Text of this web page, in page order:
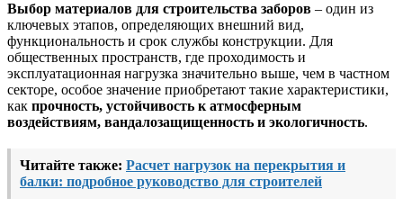
Выбор материалов для строительства заборов – один из
ключевых этапов, определяющих внешний вид,
функциональность и срок службы конструкции. Для
общественных пространств, где проходимость и
эксплуатационная нагрузка значительно выше, чем в частном
секторе, особое значение приобретают такие характеристики,
как прочность, устойчивость к атмосферным
воздействиям, вандалозащищенность и экологичность.
Читайте также: Расчет нагрузок на перекрытия и
балки: подробное руководство для строителей